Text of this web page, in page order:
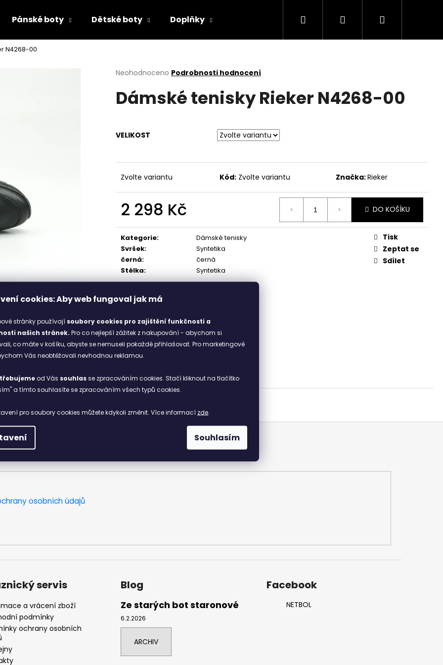
cookies: Aby web fungoval jak má
stránky používají soubory cookies pro zajištění funkčnosti a
našich stránek. Pro co nejlepší zážitek z nakupování - abychom si
co máte v košíku, abyste se nemuseli pokaždé přihlašovat. Pro marketingové
Vás neobtěžovali nevhodnou reklamou.
od Vás souhlasse zpracováním cookies. Stačí kliknout na tlačítko
a tímto souhlasíte se zpracováním všech typů cookies.
pro soubory cookies můžete kdykoli změnit. Více informací zde.
Souhlasím
Pánské boty Dětské boty Doplňky Hledat PřihlášeníNákupní
N4268-00
Průměrné
produktu
je
hvězdiček.
Neohodnoceno Podrobnosti hodnocení
Dámské tenisky Rieker N4268-00
VELIKOST
Zvolte variantu Kód: Zvolte variantu Značka:Rieker
2 298 Kč
cena:
DO KOŠÍKU
Kategorie:
Dámské tenisky
Svršek:
Syntetika
černá:
černá
Stélka: Syntetika
Tisk
Zeptat se
Sdílet
Co potřebujete najít?
HLEDAT
DÁMSKÉ ŽABKY TAMARIS 1-27509-46
BLACK
328 Kč
PRIMIGI 2418511
1 898 Kč
osobních údajů
servis
a vrácení zboží
podmínky
ochrany osobních
Blog
Ze starých bot staronové
6.2.2026
ARCHIV
Facebook
NETBOL